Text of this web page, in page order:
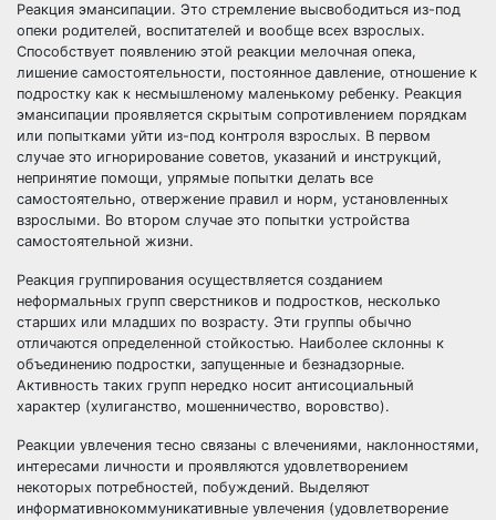
Реакция эмансипации. Это стремление высвободиться из-под
опеки родителей, воспитателей и вообще всех взрослых.
Способствует появлению этой реакции мелочная опека,
лишение самостоятельности, постоянное давление, отношение к
подростку как к несмышленому маленькому ребенку. Реакция
эмансипации проявляется скрытым сопротивлением порядкам
или попытками уйти из-под контроля взрослых. В первом
случае это игнорирование советов, указаний и инструкций,
непринятие помощи, упрямые попытки делать все
самостоятельно, отвержение правил и норм, установленных
взрослыми. Во втором случае это попытки устройства
самостоятельной жизни.
Реакция группирования осуществляется созданием
неформальных групп сверстников и подростков, несколько
старших или младших по возрасту. Эти группы обычно
отличаются определенной стойкостью. Наиболее склонны к
объединению подростки, запущенные и безнадзорные.
Активность таких групп нередко носит антисоциальный
характер (хулиганство, мошенничество, воровство).
Реакции увлечения тесно связаны с влечениями, наклонностями,
интересами личности и проявляются удовлетворением
некоторых потребностей, побуждений. Выделяют
информативнокоммуникативные увлечения (удовлетворение